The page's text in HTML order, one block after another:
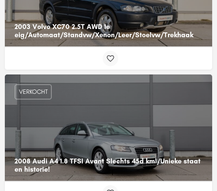
2003 Volvo XC70 2.5T AWD 1e
eig/Automaat/Standvw/Xenon/Leer/Stoelvw/Trekhaak
2008 Audi A4 1.8 TFSI Avant Slechts 45d km!/Unieke staat
en historie!
VERKOCHT